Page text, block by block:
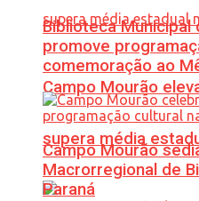
Campo Mourão
supera média
Biblioteca Municipal
promove
comemoração ao
Campo Mourão
Macrorregional de
Paraná